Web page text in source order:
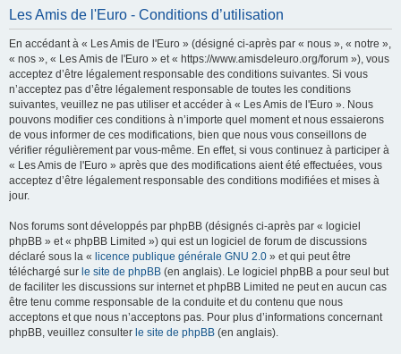
Les Amis de l'Euro - Conditions d’utilisation
En accédant à « Les Amis de l'Euro » (désigné ci-après par « nous », « notre »,
« nos », « Les Amis de l'Euro » et « https://www.amisdeleuro.org/forum »), vous
acceptez d’être légalement responsable des conditions suivantes. Si vous
n’acceptez pas d’être légalement responsable de toutes les conditions
suivantes, veuillez ne pas utiliser et accéder à « Les Amis de l'Euro ». Nous
pouvons modifier ces conditions à n’importe quel moment et nous essaierons
de vous informer de ces modifications, bien que nous vous conseillons de
vérifier régulièrement par vous-même. En effet, si vous continuez à participer à
« Les Amis de l'Euro » après que des modifications aient été effectuées, vous
acceptez d’être légalement responsable des conditions modifiées et mises à
jour.
Nos forums sont développés par phpBB (désignés ci-après par « logiciel
phpBB » et « phpBB Limited ») qui est un logiciel de forum de discussions
déclaré sous la « licence publique générale GNU 2.0 » et qui peut être
téléchargé sur le site de phpBB (en anglais). Le logiciel phpBB a pour seul but
de faciliter les discussions sur internet et phpBB Limited ne peut en aucun cas
être tenu comme responsable de la conduite et du contenu que nous
acceptons et que nous n’acceptons pas. Pour plus d’informations concernant
phpBB, veuillez consulter le site de phpBB (en anglais).